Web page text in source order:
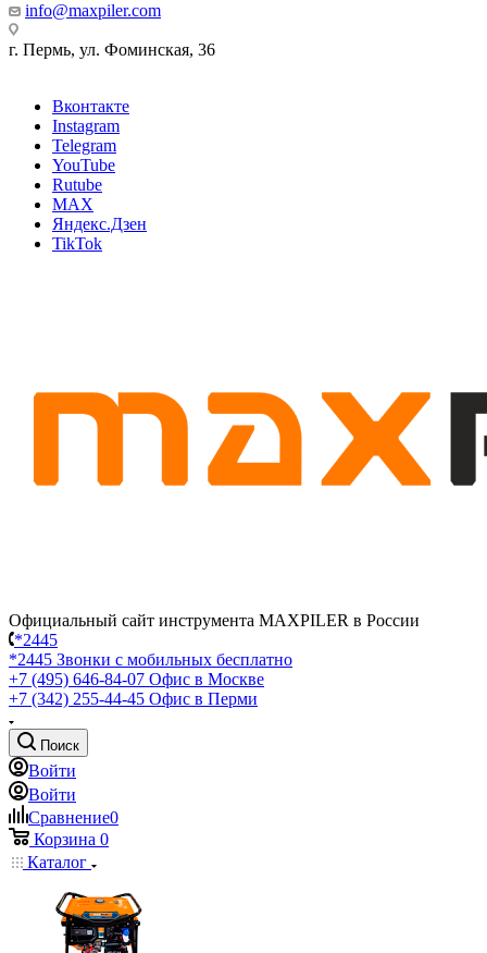
info@maxpiler.com
г. Пермь, ул. Фоминская, 36
Вконтакте
Instagram
Telegram
YouTube
Rutube
MAX
Яндекс.Дзен
TikTok
Официальный сайт инструмента MAXPILER в России
*2445
*2445 Звонки с мобильных бесплатно
+7 (495) 646-84-07 Офис в Москве
+7 (342) 255-44-45 Офис в Перми
Поиск
Войти
Войти
Сравнение0
Корзина 0
Каталог